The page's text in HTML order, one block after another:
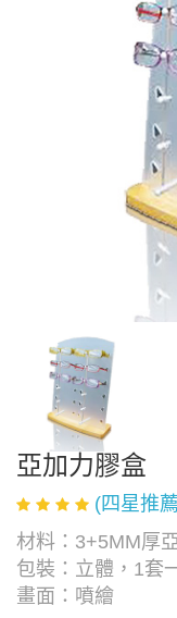
亞加力膠盒
(四星推
材料：3+5MM厚
包裝：立體，1套
畫面：噴繪